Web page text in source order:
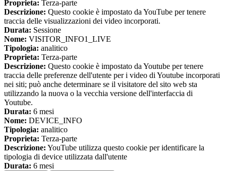
Proprieta: Terza-parte
Descrizione: Questo cookie è impostato da YouTube per tenere
traccia delle visualizzazioni dei video incorporati.
Durata: Sessione
Nome: VISITOR_INFO1_LIVE
Tipologia: analitico
Proprieta: Terza-parte
Descrizione: Questo cookie è impostato da Youtube per tenere
traccia delle preferenze dell'utente per i video di Youtube incorporati
nei siti; può anche determinare se il visitatore del sito web sta
utilizzando la nuova o la vecchia versione dell'interfaccia di
Youtube.
Durata: 6 mesi
Nome: DEVICE_INFO
Tipologia: analitico
Proprieta: Terza-parte
Descrizione: YouTube utilizza questo cookie per identificare la
tipologia di device utilizzata dall'utente
Durata: 6 mesi